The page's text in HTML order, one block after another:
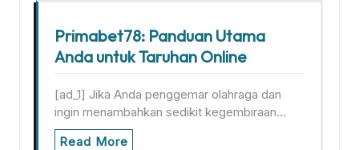
Primabet78: Panduan Utama
Anda untuk Taruhan Online
[ad_1] Jika Anda penggemar olahraga dan
ingin menambahkan sedikit kegembiraan…
Read More